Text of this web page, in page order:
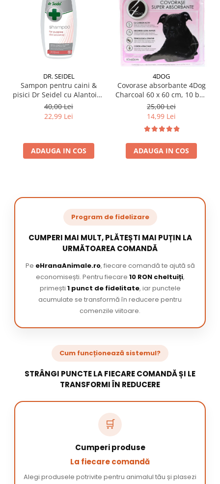
DR. SEIDEL
Sampon pentru caini &
pisici Dr Seidel cu Alantoina
220 ml
40,00 Lei
22,99 Lei
ADAUGA IN COS
4DOG
Covorase absorbante 4Dog
Charcoal 60 x 60 cm, 10 buc
/ pachet
25,00 Lei
14,99 Lei
ADAUGA IN COS
Program de fidelizare
CUMPERI MAI MULT, PLĂTEȘTI MAI PUȚIN LA
URMĂTOAREA COMANDĂ
Pe eHranaAnimale.ro, fiecare comandă te ajută să
economisești. Pentru fiecare 10 RON cheltuiți,
primești 1 punct de fidelitate, iar punctele
acumulate se transformă în reducere pentru
comenzile viitoare.
Cum funcționează sistemul?
STRÂNGI PUNCTE LA FIECARE COMANDĂ ȘI LE
TRANSFORMI ÎN REDUCERE
🛒
Cumperi produse
La fiecare comandă
Alegi produsele potrivite pentru animalul tău și plasezi